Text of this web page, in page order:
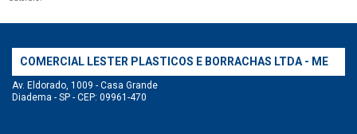
COMERCIAL LESTER PLASTICOS E BORRACHAS LTDA - ME
Av. Eldorado, 1009 - Casa Grande
Diadema - SP - CEP: 09961-470